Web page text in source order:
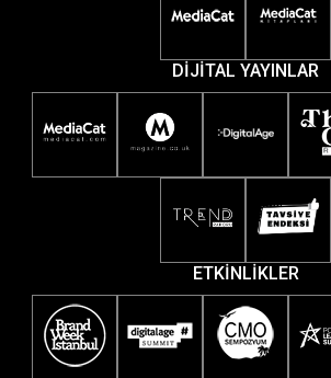
DİJİTAL YAYINLAR
ETKİNLİKLER